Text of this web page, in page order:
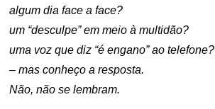
algum dia face a face?
um “desculpe” em meio à multidão?
uma voz que diz “é engano” ao telefone?
– mas conheço a resposta.
Não, não se lembram.